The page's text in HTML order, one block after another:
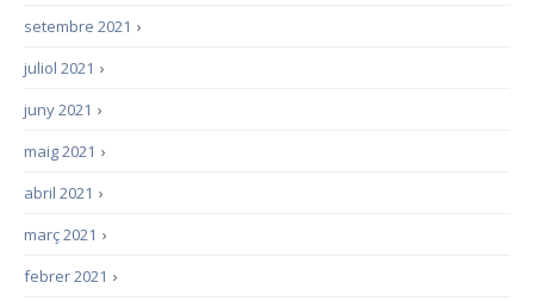
›
setembre 2021
›
juliol 2021
›
juny 2021
›
maig 2021
›
abril 2021
›
març 2021
›
febrer 2021